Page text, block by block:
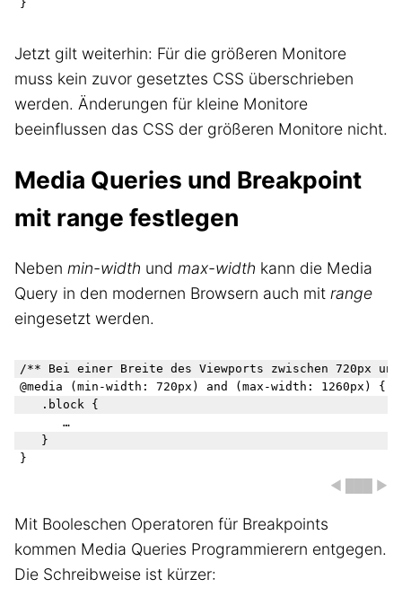
Jetzt gilt weiterhin: Für die größeren Monitore
muss kein zuvor gesetztes CSS überschrieben
werden. Änderungen für kleine Monitore
beeinflussen das CSS der größeren Monitore nicht.
Media Queries und Breakpoint
mit range festlegen
Neben min-width und max-width kann die Media
Query in den modernen Browsern auch mit range
eingesetzt werden.
/** Bei einer Breite des Viewports zwischen 720px
@media (min-width: 720px) and (max-width: 1260px) {
◀ ███ ▶
Mit Booleschen Operatoren für Breakpoints
kommen Media Queries Programmierern entgegen.
Die Schreibweise ist kürzer: